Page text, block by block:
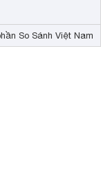
So Sánh Việt Nam